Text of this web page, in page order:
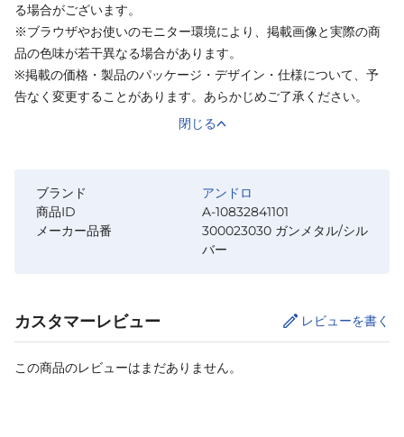
る場合がございます。
※ブラウザやお使いのモニター環境により、掲載画像と実際の商
品の色味が若干異なる場合があります。
※掲載の価格・製品のパッケージ・デザイン・仕様について、予
告なく変更することがあります。あらかじめご了承ください。
閉じる
ブランド
アンドロ
商品ID
A-10832841101
メーカー品番
300023030 ガンメタル/シル
バー
カスタマーレビュー レビューを書く
この商品のレビューはまだありません。